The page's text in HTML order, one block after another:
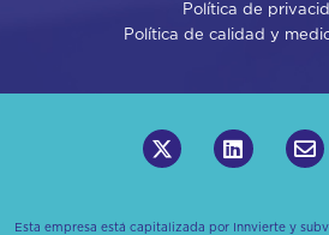
Política de
Política de calidad y
Esta empresa está capitalizada por Innvierte y